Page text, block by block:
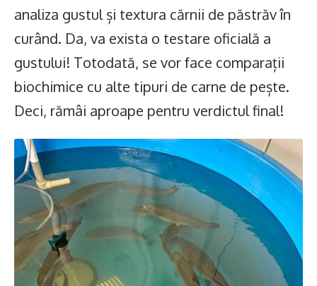
analiza gustul și textura cărnii de păstrăv în
curând. Da, va exista o testare oficială a
gustului! Totodată, se vor face comparații
biochimice cu alte tipuri de carne de pește.
Deci, rămâi aproape pentru verdictul final!